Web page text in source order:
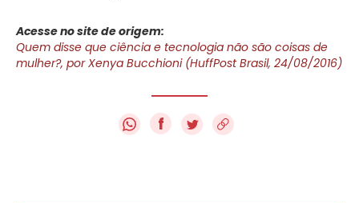
Acesse no site de origem:
Quem disse que ciência e tecnologia não são coisas de
mulher?, por Xenya Bucchioni (HuffPost Brasil, 24/08/2016)
f